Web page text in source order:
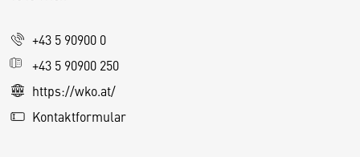
+43 5 90900 0
+43 5 90900 250
https://wko.at/
Kontaktformular
s
e
S
e